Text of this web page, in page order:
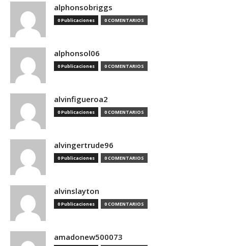
alphonsobriggs
0 Publicaciones 0 COMENTARIOS
alphonsol06
0 Publicaciones 0 COMENTARIOS
alvinfigueroa2
0 Publicaciones 0 COMENTARIOS
alvingertrude96
0 Publicaciones 0 COMENTARIOS
alvinslayton
0 Publicaciones 0 COMENTARIOS
amadonew500073